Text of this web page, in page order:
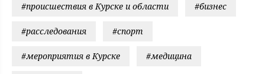
#происшествия в Курске и области #бизнес
#расследования #спорт
#мероприятия в Курске #медицина